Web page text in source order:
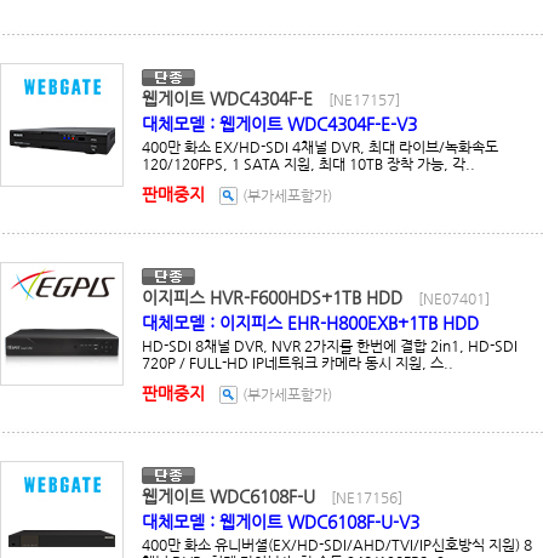
웹게이트 WDC4304F-E [NE17157]
대체모델 : 웹게이트 WDC4304F-E-V3
400만 화소 EX/HD-SDI 4채널 DVR, 최대 라이브/녹화속도
120/120FPS, 1 SATA 지원, 최대 10TB 장착 가능, 각..
판매중지 (부가세포함가)
이지피스 HVR-F600HDS+1TB HDD [NE07401]
대체모델 : 이지피스 EHR-H800EXB+1TB HDD
HD-SDI 8채널 DVR, NVR 2가지를 한번에 결합 2in1, HD-SDI
720P / FULL-HD IP네트워크 카메라 동시 지원, 스..
판매중지 (부가세포함가)
웹게이트 WDC6108F-U [NE17156]
대체모델 : 웹게이트 WDC6108F-U-V3
400만 화소 유니버셜(EX/HD-SDI/AHD/TVI/IP신호방식 지원) 8